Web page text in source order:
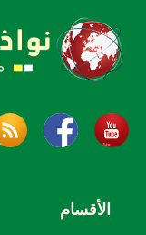
الأقسام